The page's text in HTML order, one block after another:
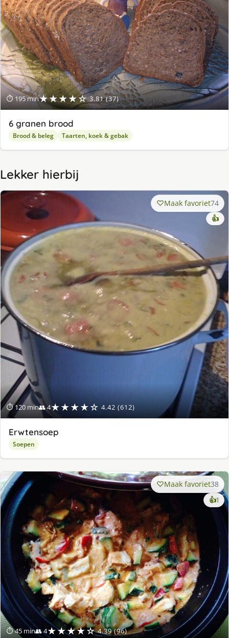
⏱ 195 min★★★★☆ 3.81 (37)
6 granen brood
Brood & beleg Taarten, koek & gebak
Lekker hierbij
⏱ 120 min👥 4★★★★☆ 4.42 (612)
Maak favoriet74
👍
Erwtensoep
Soepen
⏱ 45 min👥 4★★★★☆ 4.39 (96)
Maak favoriet38
👍1